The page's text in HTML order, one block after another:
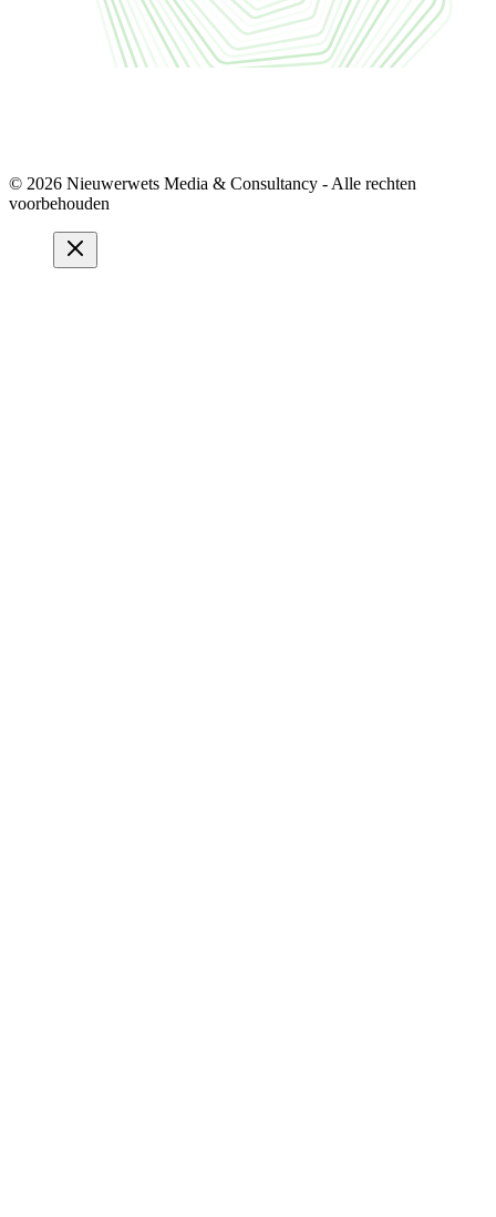
© 2026 Nieuwerwets Media & Consultancy - Alle rechten
voorbehouden